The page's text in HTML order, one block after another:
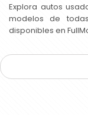
Explora autos
modelos de
disponibles en